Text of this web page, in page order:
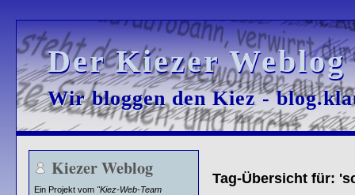
Der Kiezer
Der Kiezer
Wir bloggen den Kiez -
Wir bloggen den Kiez -
Kiezer Weblog
Ein Projekt vom "Kiez-Web-Team
Tag-Übersicht für: